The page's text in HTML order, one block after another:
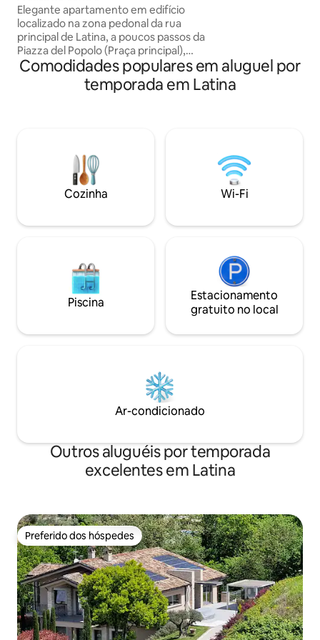
Elegante apartamento em edifício
localizado na zona pedonal da rua
principal de Latina, a poucos passos da
Piazza del Popolo (Praça principal),
região repleta de lojas, bares, clubes e
cinemas. O apartamento de 90 metros
quadrados é muito silencioso, com 2
a cerca de 100 metros, de táxi (50
metros) e de pontos de ônibus. Perto de
todos os edifícios históricos de
arquitetura racionalista.
ferroviária, na
inúmeros
Comodidades populares em aluguel por
temporada em Latina
Cozinha Wi-Fi
Piscina
Estacionamento
gratuito no local
Ar-condicionado
Outros aluguéis por temporada
excelentes em Latina
Preferido dos hóspedes
Preferido dos hóspedes